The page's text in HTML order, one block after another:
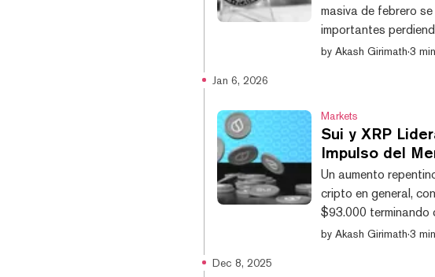
masiva de febrero
importantes
CoinGecko. Zcash
by Akash Girimath·3
Jan 6, 2026
Markets
Sui y XRP
Impulso del
Un aumento
cripto en general,
$93.000 terminando
La capitalización
by Akash Girimath·3
Dec 8, 2025